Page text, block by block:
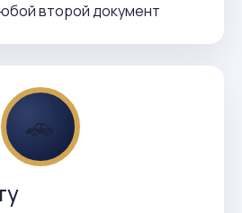
второй документ
🚗